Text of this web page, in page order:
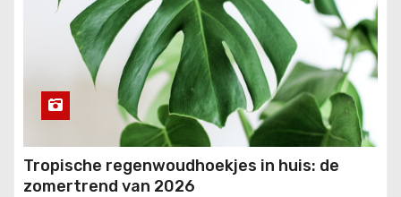
Tropische regenwoudhoekjes in huis: de
zomertrend van 2026